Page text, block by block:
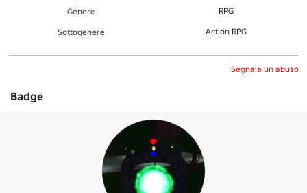
Genere
RPG
Sottogenere Action RPG
Segnala un abuso
Badge